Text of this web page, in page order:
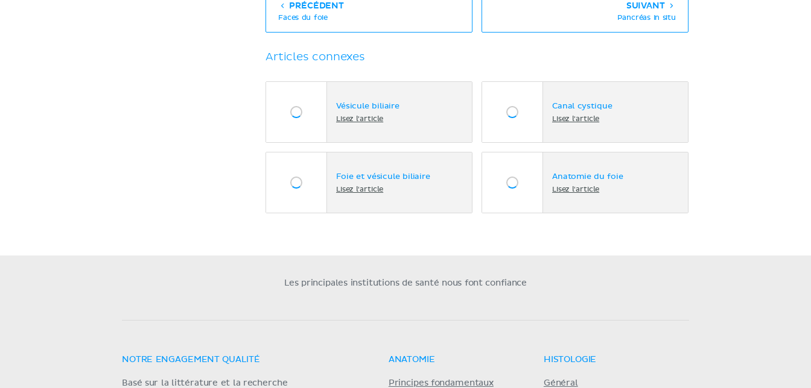
PRÉCÉDENT
Faces du foie
SUIVANT
Pancréas in situ
Articles connexes
Vésicule biliaire
Lisez l'article
Canal cystique
Lisez l'article
Foie et vésicule biliaire
Lisez l'article
Anatomie du foie
Lisez l'article
Les principales institutions de santé nous font confiance
NOTRE ENGAGEMENT QUALITÉ
Basé sur la littérature et la recherche
ANATOMIE
Principes fondamentaux
HISTOLOGIE
Général